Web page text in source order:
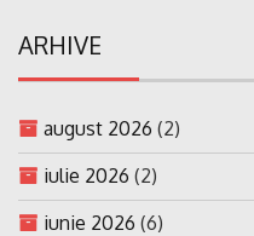
ARHIVE
august 2026 (2)
iulie 2026 (2)
iunie 2026 (6)